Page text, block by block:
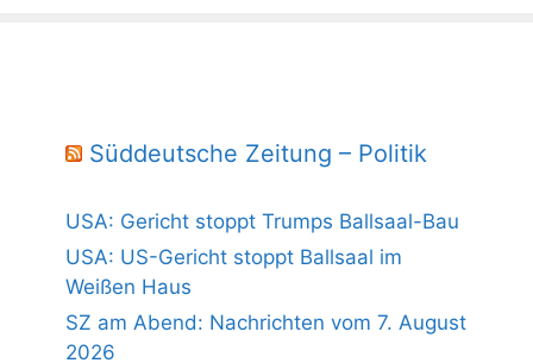
Süddeutsche Zeitung – Politik
USA: Gericht stoppt Trumps Ballsaal-Bau
USA: US-Gericht stoppt Ballsaal im
Weißen Haus
SZ am Abend: Nachrichten vom 7. August
2026